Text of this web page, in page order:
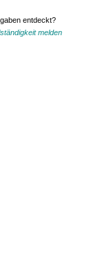
entdeckt?
melden